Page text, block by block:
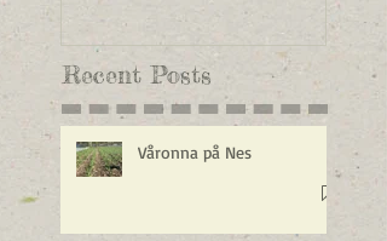
Recent Posts
Våronna på Nes